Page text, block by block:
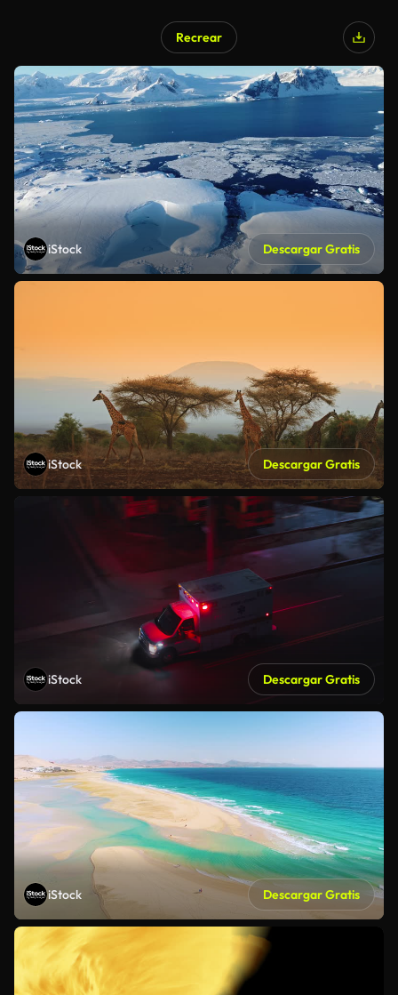
Recrear
iStock Descargar Gratis
iStock Descargar Gratis
iStock Descargar Gratis
iStock Descargar Gratis